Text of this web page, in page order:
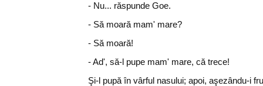
- Nu... răspunde Goe.
- Să moară mam' mare?
- Să moară!
- Ad', să-l pupe mam' mare, că trece!
Şi-l pupă în vârful nasului; apoi, aşezându-i